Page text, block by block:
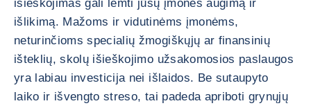
išieškojimas gali lemti jūsų įmonės augimą ir
išlikimą. Mažoms ir vidutinėms įmonėms,
neturinčioms specialių žmogiškųjų ar finansinių
išteklių, skolų išieškojimo užsakomosios paslaugos
yra labiau investicija nei išlaidos. Be sutaupyto
laiko ir išvengto streso, tai padeda apriboti grynųjų